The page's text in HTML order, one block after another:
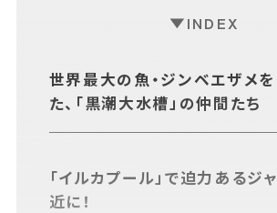
運営会社について｜お知らせ ｜利⽤規約
プライバシーポリシー｜お問い合わせ
INDEX
世界最大の魚・ジンベエザメ
た、「黒潮大水槽」の仲間たち
「イルカプール」で迫力あるジ
近に！